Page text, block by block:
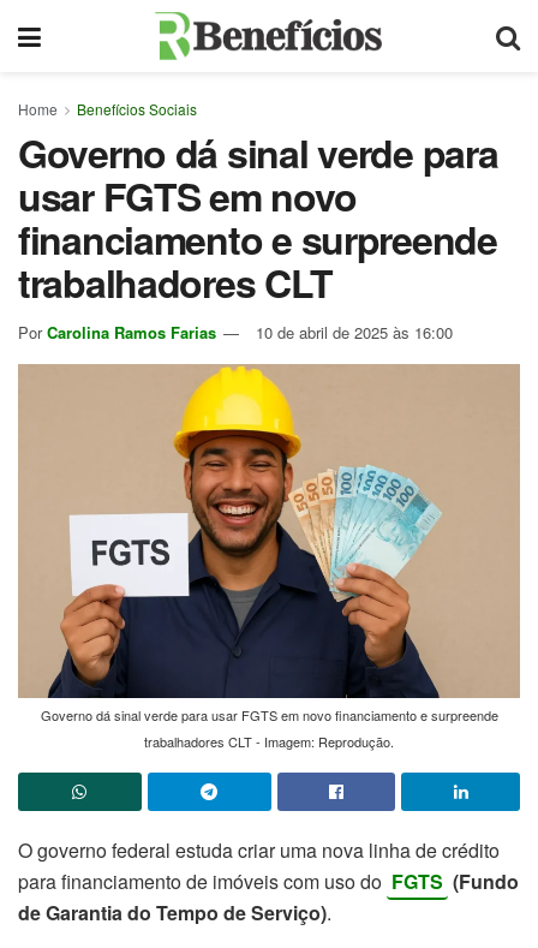
Home Benefícios Sociais
Governo dá sinal verde para
usar FGTS em novo
financiamento e surpreende
trabalhadores CLT
Por Carolina Ramos Farias 10 de abril de 2025 às 16:00
Governo dá sinal verde para usar FGTS em novo financiamento e surpreende
trabalhadores CLT - Imagem: Reprodução.
O governo federal estuda criar uma nova linha de crédito
para financiamento de imóveis com uso do FGTS (Fundo
de Garantia do Tempo de Serviço).